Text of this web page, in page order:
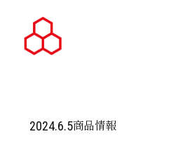
2024.6.5商品情報